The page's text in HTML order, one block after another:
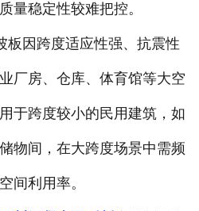
量稳定性较难把控。
因跨度适应性强、抗震性
厂房、仓库、体育馆等大空
于跨度较小的民用建筑，如
物间，在大跨度场景中需频
间利用率。